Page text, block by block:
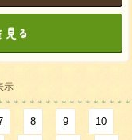
示
8 9 10